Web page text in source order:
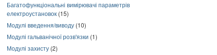
Багатофункціональні вимірювачі параметрів
електроустановок (15)
Модулі введення/виводу (10)
Модулі гальванічної розв'язки (1)
Модулі захисту (2)